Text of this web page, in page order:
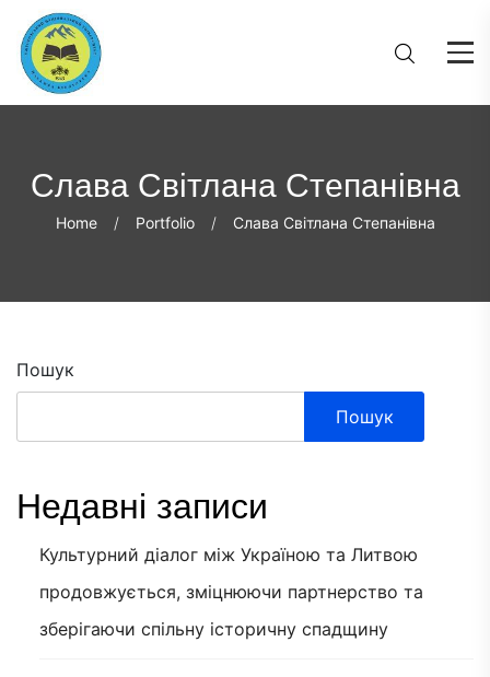
Слава Світлана Степанівна
Home Portfolio Слава Світлана Степанівна
Пошук
Пошук
Недавні записи
Культурний діалог між Україною та Литвою
продовжується, зміцнюючи партнерство та
зберігаючи спільну історичну спадщину